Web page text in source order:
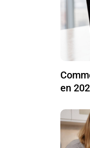
en